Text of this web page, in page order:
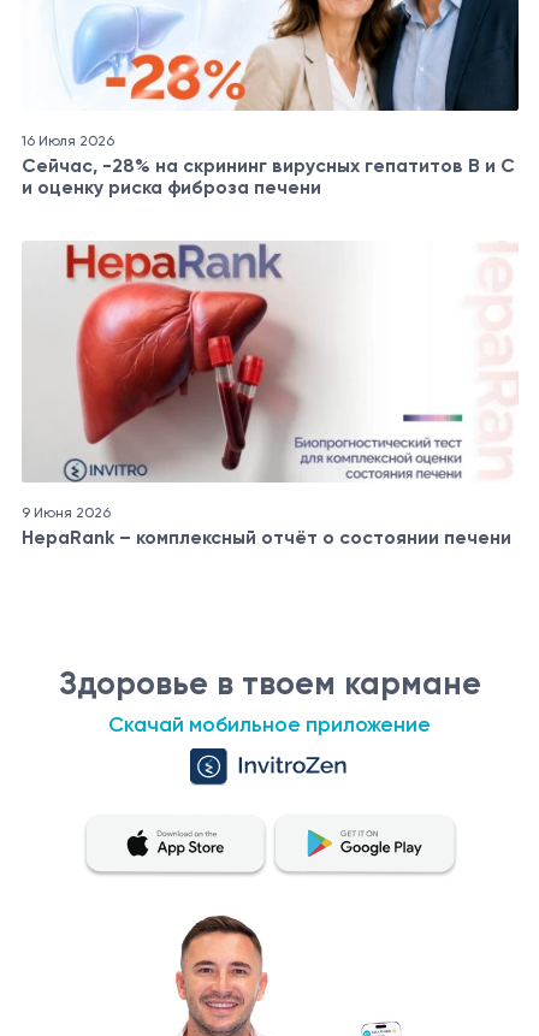
16 Июля 2026
Сейчас, -28% на скрининг вирусных гепатитов B и C
и оценку риска фиброза печени
9 Июня 2026
HepaRank – комплексный отчёт о состоянии печени
Здоровье в твоем кармане
Скачай мобильное приложение